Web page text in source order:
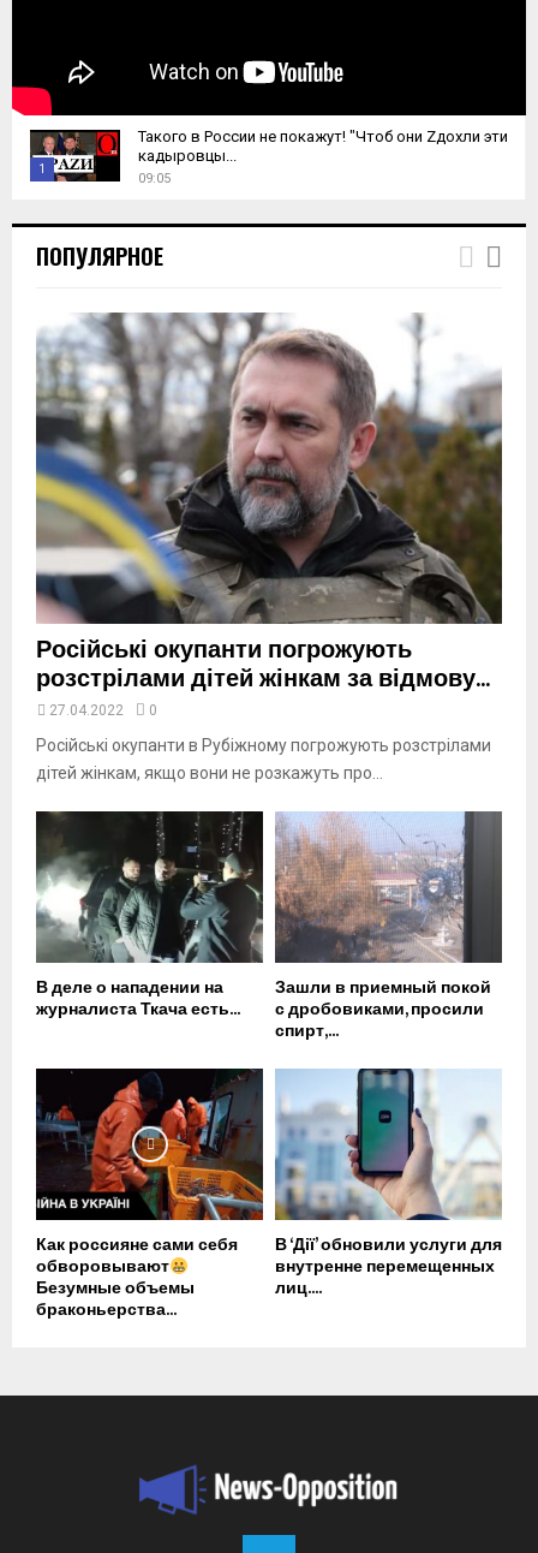
1
h
u
n
a
u
b
e
Такого в России не покажут! "Чтоб они Zдохли эти
кадыровцы...
09:05
ПОПУЛЯРНОЕ
Російські окупанти погрожують
розстрілами дітей жінкам за відмову...
27.04.2022 0
Російські окупанти в Рубіжному погрожують розстрілами
дітей жінкам, якщо вони не розкажуть про...
В деле о нападении на
журналиста Ткача есть...
Зашли в приемный покой
с дробовиками, просили
спирт,...
Как россияне сами себя
обворовывают
Безумные объемы
браконьерства...
В ‘Дії’ обновили услуги для
внутренне перемещенных
лиц....